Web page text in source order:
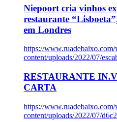
Niepoort cria vinhos
restaurante
em Londres
https://
content/uploads/2022/07/
RESTAURANTE
CARTA
https://
content/uploads/2022/07/